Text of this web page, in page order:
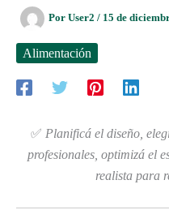
Por User2 / 15 de
Alimentación
✅ Planificá el diseño,
profesionales, optimizá el
realista para